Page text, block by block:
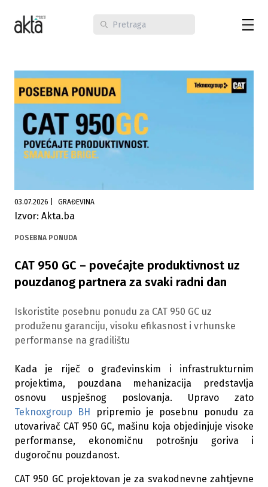
03.07.2026 GRAĐEVINA
Izvor: Akta.ba
POSEBNA PONUDA
CAT 950 GC – povećajte produktivnost uz
pouzdanog partnera za svaki radni dan
Iskoristite posebnu ponudu za CAT 950 GC uz
produženu garanciju, visoku efikasnost i vrhunske
performanse na gradilištu
Kada je riječ o građevinskim i infrastrukturnim
projektima, pouzdana mehanizacija predstavlja
osnovu uspješnog poslovanja. Upravo zato
Teknoxgroup BH pripremio je posebnu ponudu za
utovarivač CAT 950 GC, mašinu koja objedinjuje visoke
performanse, ekonomičnu potrošnju goriva i
dugoročnu pouzdanost.
CAT 950 GC projektovan je za svakodnevne zahtjevne